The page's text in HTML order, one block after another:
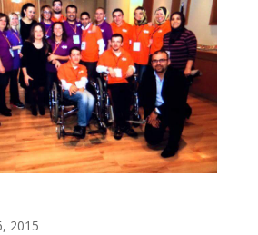
2015